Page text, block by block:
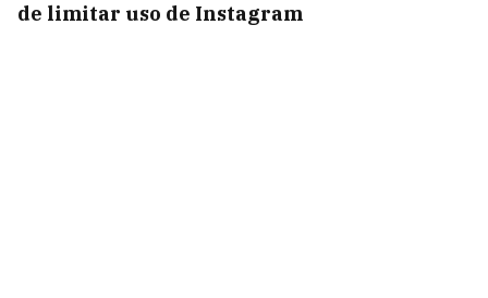
de limitar uso de Instagram